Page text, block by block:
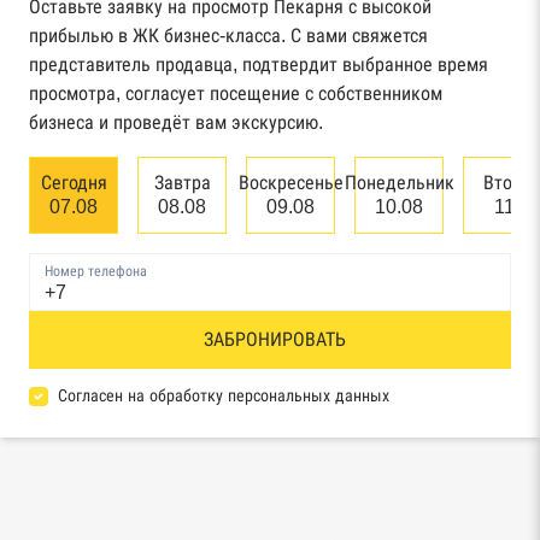
Федерального казначейства
Картотека арбитражных дел Высшего
арбитражного суда
банкротстве юридических лиц
Единый федеральный реестр сведений о
банкротстве физических лиц
Реестр товарных знаков и знаков обслуживания
База исполнительного производства
Оставьте заявку на просмотр Пекарня с высокой
прибылью в ЖК бизнес-класса. С вами свяжется
представитель продавца, подтвердит выбранное время
просмотра, согласует посещение с собственником
бизнеса и проведёт вам экскурсию.
Сегодня
07.08
Завтра
08.08
Воскресенье
09.08
Понедельник
10.08
11.08
Номер телефона
ЗАБРОНИРОВАТЬ
Согласен на обработку персональных данных